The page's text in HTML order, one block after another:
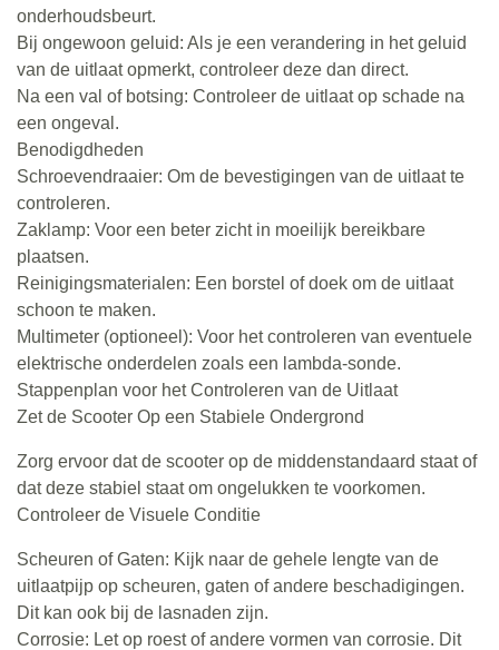
onderhoudsbeurt.
Bij ongewoon geluid: Als je een verandering in het geluid
van de uitlaat opmerkt, controleer deze dan direct.
Na een val of botsing: Controleer de uitlaat op schade na
een ongeval.
Benodigdheden
Schroevendraaier: Om de bevestigingen van de uitlaat te
controleren.
Zaklamp: Voor een beter zicht in moeilijk bereikbare
plaatsen.
Reinigingsmaterialen: Een borstel of doek om de uitlaat
schoon te maken.
Multimeter (optioneel): Voor het controleren van eventuele
elektrische onderdelen zoals een lambda-sonde.
Stappenplan voor het Controleren van de Uitlaat
Zet de Scooter Op een Stabiele Ondergrond
Zorg ervoor dat de scooter op de middenstandaard staat of
dat deze stabiel staat om ongelukken te voorkomen.
Controleer de Visuele Conditie
Scheuren of Gaten: Kijk naar de gehele lengte van de
uitlaatpijp op scheuren, gaten of andere beschadigingen.
Dit kan ook bij de lasnaden zijn.
Corrosie: Let op roest of andere vormen van corrosie. Dit